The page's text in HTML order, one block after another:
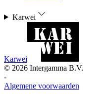
Karwei
Karwei
© 2026 Intergamma B.V.
-
Algemene voorwaarden